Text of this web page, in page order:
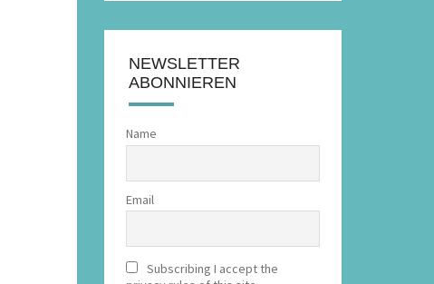
NEWSLETTER
ABONNIEREN
Name
Email
Subscribing I accept the